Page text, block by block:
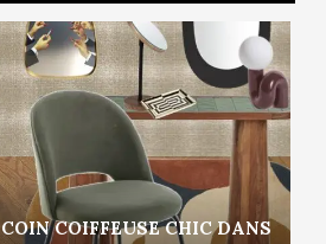
COIFFEUSE CHIC DANS